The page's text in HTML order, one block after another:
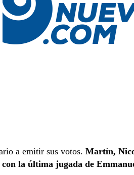
a emitir sus votos. Martín,
la última jugada de